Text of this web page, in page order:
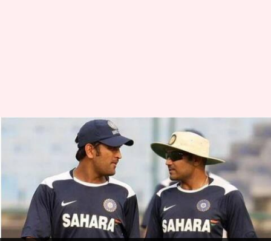
Virender Sehwag: 'ధోనీ
తప్పించాడు… సచిన్ నిలబెట్టాడు'..
వీరేంద్ర సెహ్వాగ్ ఆసక్తికర వ్యాఖ్యలు
వ్రాసిన వారు Jayachandra Akuri Aug 15, 2025 11:24 am
ఈ వార్తాకథనం ఏంటి